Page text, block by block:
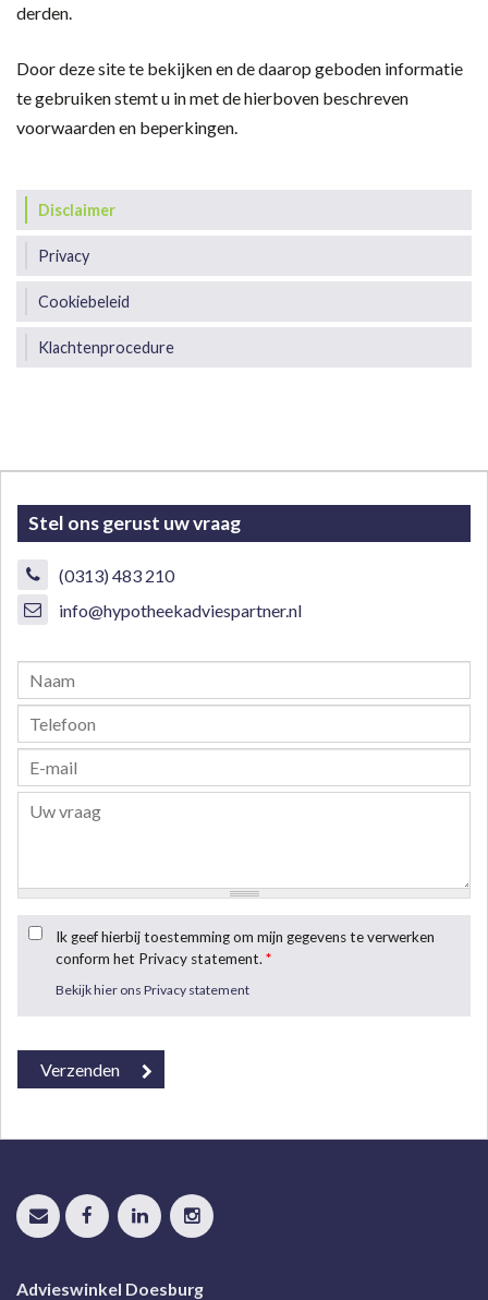
derden.
Door deze site te bekijken en de daarop geboden informatie
te gebruiken stemt u in met de hierboven beschreven
voorwaarden en beperkingen.
Disclaimer
Privacy
Cookiebeleid
Klachtenprocedure
Stel ons gerust uw vraag
(0313) 483 210
info@hypotheekadviespartner.nl
Ik geef hierbij toestemming om mijn gegevens te verwerken
conform het Privacy statement. *
Bekijk hier ons Privacy statement
Advieswinkel Doesburg